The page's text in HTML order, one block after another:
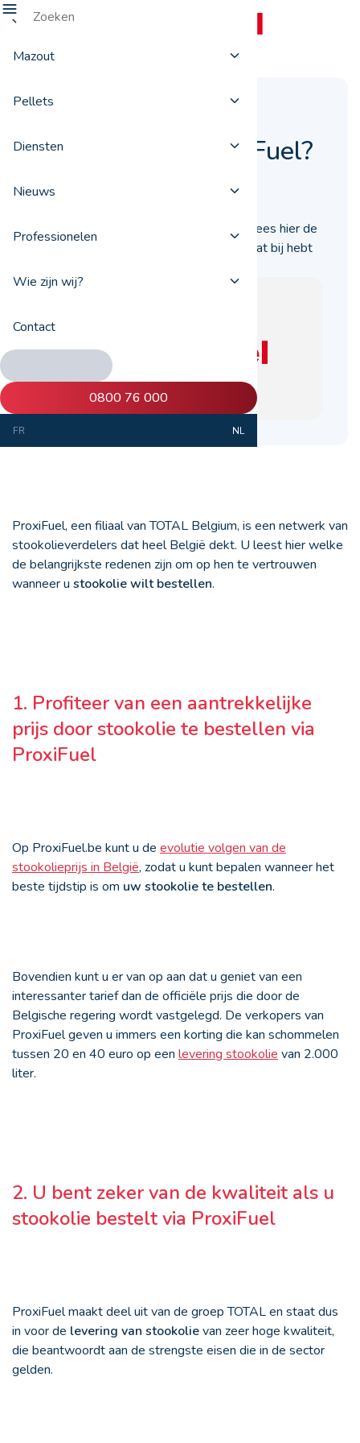
Mazout
Pellets
Diensten
Nieuws
Professionelen
Wie zijn wij?
Contact
0800 76 000
FR NL
bestellen via ProxiFuel?
U moet binnenkort stookolie inslaan? Lees hier de
vijf belangrijke redenen waarom u er baat bij hebt
ProxiFuel, een filiaal van TOTAL Belgium, is een netwerk van
stookolieverdelers dat heel België dekt. U leest hier welke
de belangrijkste redenen zijn om op hen te vertrouwen
wanneer u stookolie wilt bestellen.
1. Profiteer van een aantrekkelijke
prijs door stookolie te bestellen via
ProxiFuel
Op ProxiFuel.be kunt u de evolutie volgen van de
stookolieprijs in België, zodat u kunt bepalen wanneer het
beste tijdstip is om uw stookolie te bestellen.
Bovendien kunt u er van op aan dat u geniet van een
interessanter tarief dan de officiële prijs die door de
Belgische regering wordt vastgelegd. De verkopers van
ProxiFuel geven u immers een korting die kan schommelen
tussen 20 en 40 euro op een levering stookolie van 2.000
liter.
2. U bent zeker van de kwaliteit als u
stookolie bestelt via ProxiFuel
ProxiFuel maakt deel uit van de groep TOTAL en staat dus
in voor de levering van stookolievan zeer hoge kwaliteit,
die beantwoordt aan de strengste eisen die in de sector
gelden.